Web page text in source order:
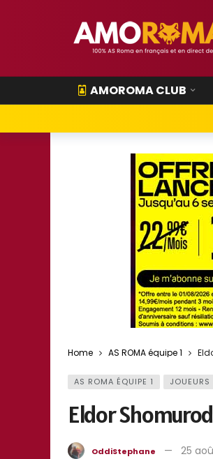
AMOROMA CLUB
Home AS ROMA équipe 1
AS ROMA ÉQUIPE 1 JOUEURS
Eldor
OddiStephane 25